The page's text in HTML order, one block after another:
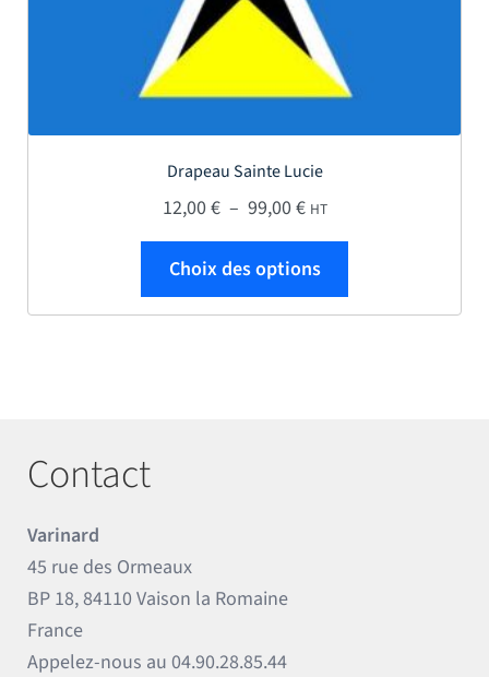
Drapeau Sainte Lucie
12,00€ – 99,00€Plage de prix : 12,00 €
HT
Choix des options
Contact
Varinard
45 rue des Ormeaux
BP 18, 84110 Vaison la Romaine
France
Appelez-nous au04.90.28.85.44